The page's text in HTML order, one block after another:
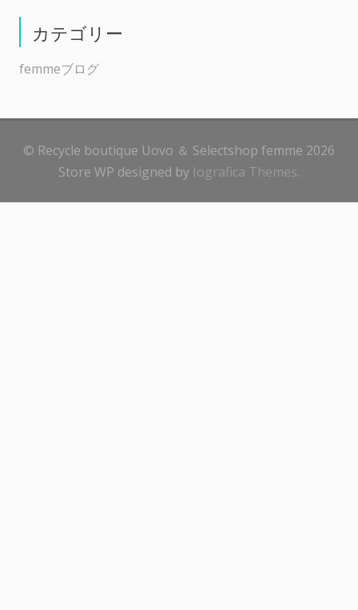
カテゴリー
femmeブログ
© Recycle boutique Uovo ＆ Selectshop femme 2026
Store WP designed by Iografica Themes.